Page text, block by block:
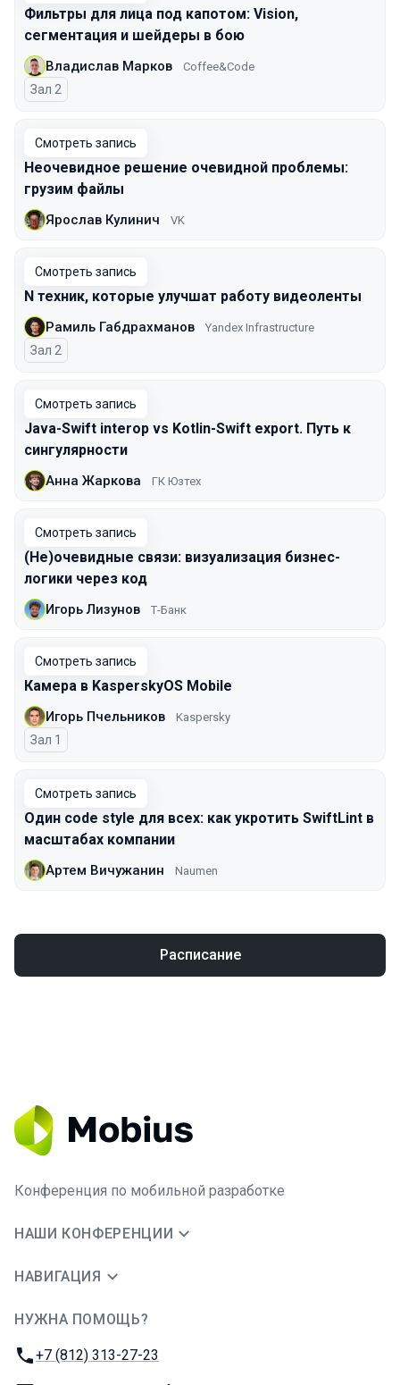
Фильтры для лица под капотом: Vision,
сегментация и шейдеры в бою
Владислав Марков Coffee&Code
Зал 2
Смотреть запись
Неочевидное решение очевидной проблемы:
грузим файлы
Ярослав Кулинич VK
Смотреть запись
N техник, которые улучшат работу видеоленты
Рамиль Габдрахманов Yandex Infrastructure
Зал 2
Смотреть запись
Java-Swift interop vs Kotlin-Swift export. Путь к
сингулярности
Анна Жаркова ГК Юзтех
Смотреть запись
(Не)очевидные связи: визуализация бизнес-
логики через код
Игорь Лизунов Т-Банк
Смотреть запись
Камера в KasperskyOS Mobile
Игорь Пчельников Kaspersky
Зал 1
Смотреть запись
Один code style для всех: как укротить SwiftLint в
масштабах компании
Артем Вичужанин Naumen
Расписание
Конференция по мобильной разработке
НАШИ КОНФЕРЕНЦИИ
НАВИГАЦИЯ
НУЖНА ПОМОЩЬ?
Телефон:
+7 (812) 313-27-23